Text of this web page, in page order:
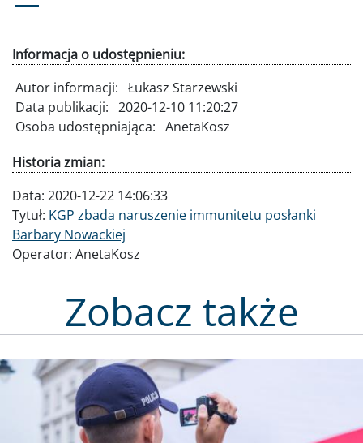
Informacja o udostępnieniu:
Autor informacji: Łukasz Starzewski
Data publikacji: 2020-12-10 11:20:27
Osoba udostępniająca: AnetaKosz
Historia zmian:
Data: 2020-12-22 14:06:33
Tytuł: KGP zbada naruszenie immunitetu posłanki
Barbary Nowackiej
Operator: AnetaKosz
Zobacz także
Obraz